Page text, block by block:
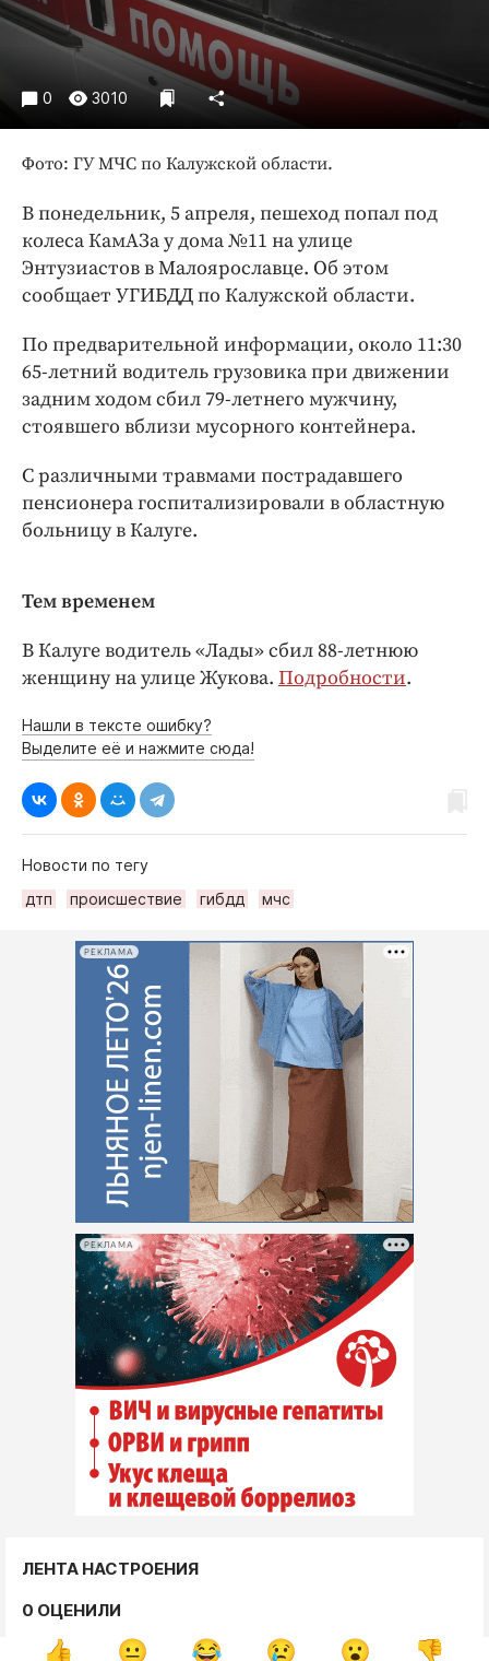
Экономика и бизнес
ПРОЕКТЫ
Блоги
Издания
Медиаперсона
Клиника года
Бренд года
Работодатель года
0 3010
Фото: ГУ МЧС по Калужской области.
В понедельник, 5 апреля, пешеход попал под
колеса КамАЗа у дома №11 на улице
Энтузиастов в Малоярославце. Об этом
сообщает УГИБДД по Калужской области.
По предварительной информации, около 11:30
65-летний водитель грузовика при движении
задним ходом сбил 79-летнего мужчину,
стоявшего вблизи мусорного контейнера.
С различными травмами пострадавшего
пенсионера госпитализировали в областную
больницу в Калуге.
Тем временем
В Калуге водитель «Лады» сбил 88-летнюю
женщину на улице Жукова. Подробности.
Нашли в тексте ошибку?
Выделите её и нажмите сюда!
Новости по тегу
дтп
происшествие гибдд мчс
РЕКЛАМА
РЕКЛАМА
ЛЕНТА НАСТРОЕНИЯ
0 ОЦЕНИЛИ